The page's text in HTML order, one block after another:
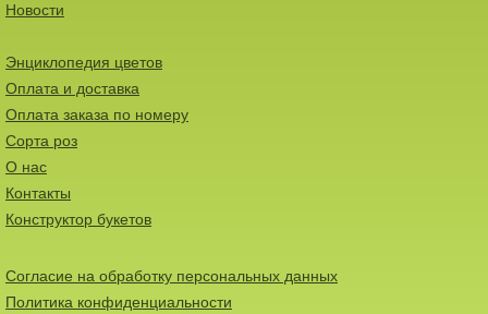
Новости
Энциклопедия цветов
Оплата и доставка
Оплата заказа по номеру
Сорта роз
О нас
Контакты
Конструктор букетов
Согласие на обработку персональных данных
Политика конфиденциальности